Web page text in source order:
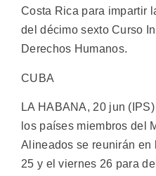
Costa Rica para impartir
del décimo sexto Curso
Derechos Humanos.
CUBA
LA HABANA, 20 jun
los países miembros del
Alineados se reunirán
25 y el viernes 26 para